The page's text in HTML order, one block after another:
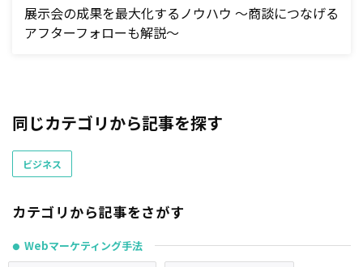
展示会の成果を最大化するノウハウ ～商談につなげる
アフターフォローも解説～
同じカテゴリから記事を探す
ビジネス
カテゴリから記事をさがす
● Webマーケティング手法